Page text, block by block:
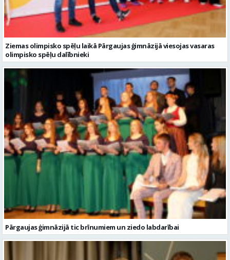
Pārgaujas ģimnāzijā tic brīnumiem un ziedo labdarībai